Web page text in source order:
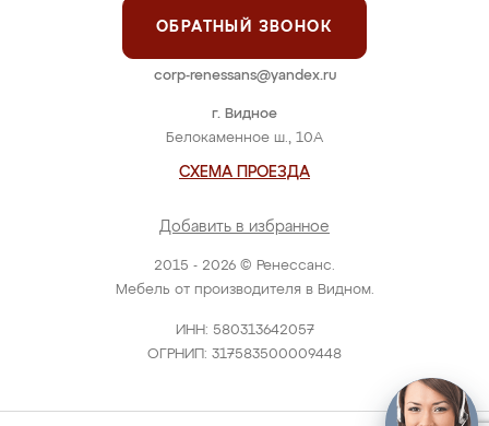
2015 - 2026 © Ренессанс.
Мебель от производителя в Видном.
ИНН: 580313642057
ОГРНИП: 317583500009448
г. Видное
Белокаменное ш., 10А
СХЕМА ПРОЕЗДА
Добавить в избранное
ОБРАТНЫЙ ЗВОНОК
corp-renessans@yandex.ru